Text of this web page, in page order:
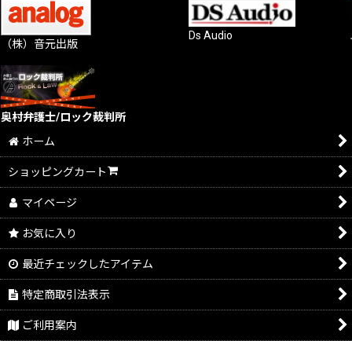
（株）音元出版
Ds Audio
奥村弁護士/ロック裁判所
ホーム
ショッピングカート
マイページ
お気に入り
最近チェックしたアイテム
特定商取引法表示
ご利用案内